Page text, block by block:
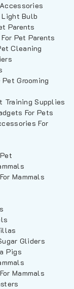
Bulb
Parents
Pet Parents
Cleaning
Grooming
Training Supplies
For Pets
For
Mammals
Gliders
Pigs
Mammals